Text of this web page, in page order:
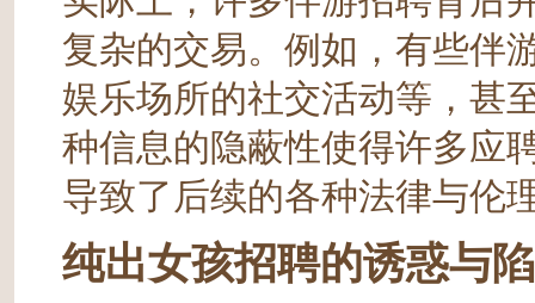
复杂的交易。例如，有些伴
娱乐场所的社交活动等，甚
种信息的隐蔽性使得许多应
导致了后续的各种法律与伦
纯出女孩招聘的诱惑与